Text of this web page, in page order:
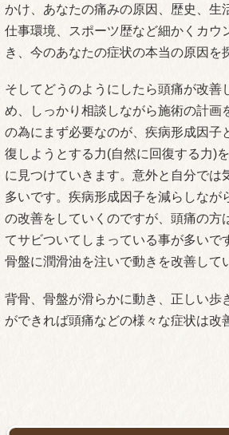
かけ、あなたの痛みの原因、歴史、生
仕事環境、スポーツ歴など細かくカウ
き、今のあなたの症状の本当の原因を
そしてどうのようにしたら頭痛が改善
め、しっかり相談しながら施術の計画
の為にまず必要なのが、疾病形成因子
復しようとする力(自然に回復する力)
に見つけていきます。意外と自分では
多いです。疾病形成因子を減らしなが
の改善をしていくのですが、頭痛の方
てサビついてしまっている事が多いで
骨盤に潤滑油を注いで動きを改善して
背骨、骨盤が滑らかに動き、正しい歩
ができれば頭痛などの様々な症状は改